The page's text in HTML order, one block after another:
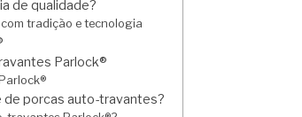
de qualidade?
tradição e tecnologia
Parlock®
de porcas auto-travantes?